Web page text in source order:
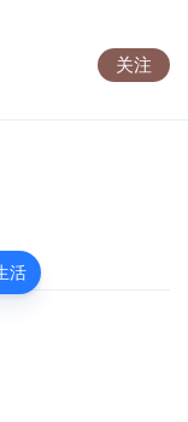
延不绝的黄土，
个神秘古国。
关注
活